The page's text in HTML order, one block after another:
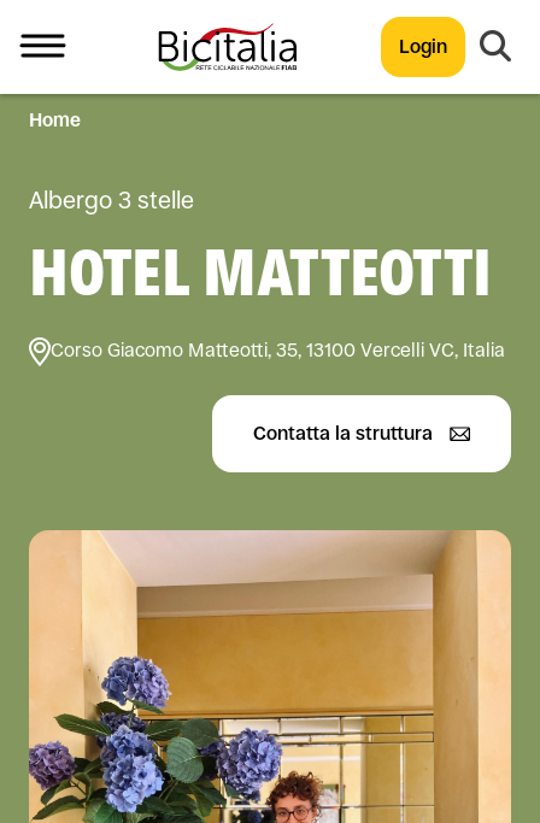
Login
TUTTO
Home
Albergo 3 stelle
HOTEL MATTEOTTI
Corso Giacomo Matteotti, 35, 13100 Vercelli VC, Italia
Contatta la struttura